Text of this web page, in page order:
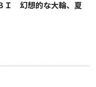
Ｉ 幻想的な大輪、夏